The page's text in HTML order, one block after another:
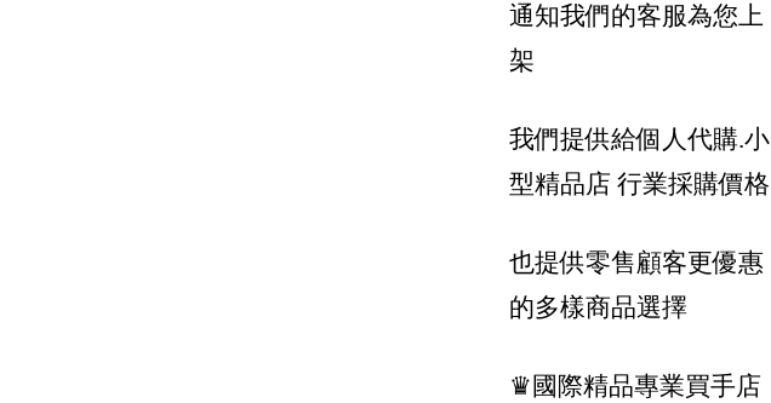
Inuikii 瑞士健足護脊 手工時尚鞋
通知我們的客服為您上
架
我們提供給個人代購.小
型精品店 行業採購價格
也提供零售顧客更優惠
的多樣商品選擇
♛國際精品專業買手店